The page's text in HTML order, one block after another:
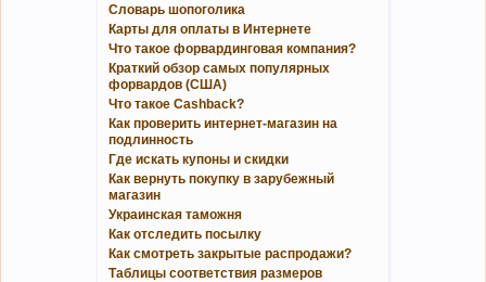
Словарь шопоголика
Карты для оплаты в Интернете
Что такое форвардинговая компания?
Краткий обзор самых популярных
форвардов (США)
Что такое Cashback?
Как проверить интернет-магазин на
подлинность
Где искать купоны и скидки
Как вернуть покупку в зарубежный
магазин
Украинская таможня
Как отследить посылку
Как смотреть закрытые распродажи?
Таблицы соответствия размеров